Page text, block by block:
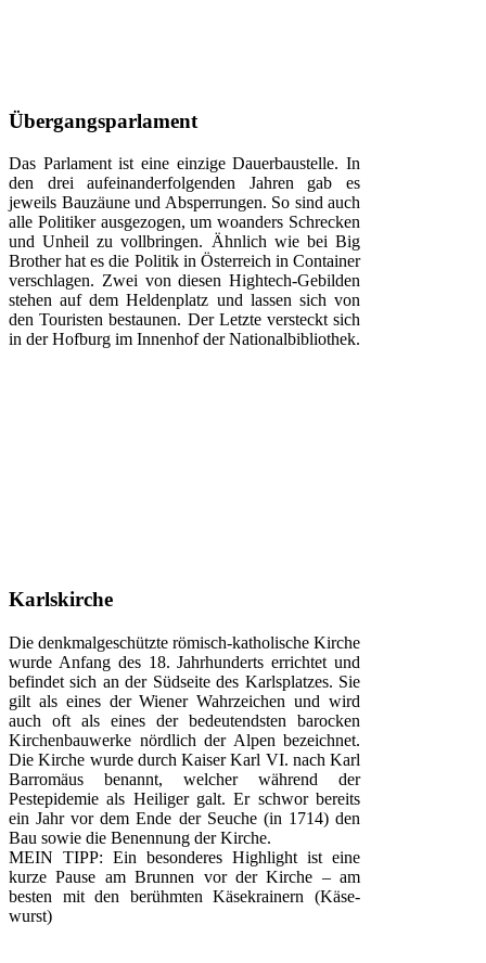
Übergangsparlament
Das Parlament ist eine einzige Dauerbaustelle. In
den drei aufeinanderfolgenden Jahren gab es
jeweils Bauzäune und Absperrungen. So sind auch
alle Politiker ausgezogen, um woanders Schrecken
und Unheil zu vollbringen. Ähnlich wie bei Big
Brother hat es die Politik in Österreich in Container
verschlagen. Zwei von diesen Hightech-Gebilden
stehen auf dem Heldenplatz und lassen sich von
den Touristen bestaunen. Der Letzte versteckt sich
in der Hofburg im Innenhof der Nationalbibliothek.
Karlskirche
Die denkmalgeschützte römisch-katholische Kirche
wurde Anfang des 18. Jahrhunderts errichtet und
befindet sich an der Südseite des Karlsplatzes. Sie
gilt als eines der Wiener Wahrzeichen und wird
auch oft als eines der bedeutendsten barocken
Kirchenbauwerke nördlich der Alpen bezeichnet.
Die Kirche wurde durch Kaiser Karl VI. nach Karl
Barromäus benannt, welcher während der
Pestepidemie als Heiliger galt. Er schwor bereits
ein Jahr vor dem Ende der Seuche (in 1714) den
Bau sowie die Benennung der Kirche.
MEIN TIPP: Ein besonderes Highlight ist eine
kurze Pause am Brunnen vor der Kirche – am
besten mit den berühmten Käsekrainern (Käse-
wurst)